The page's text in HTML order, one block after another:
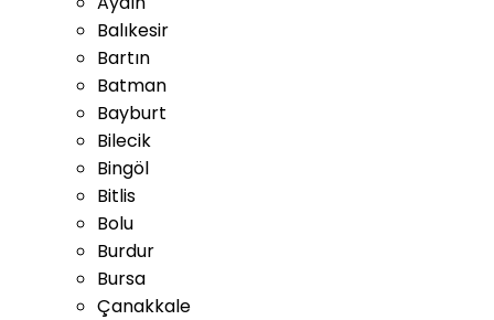
Balıkesir
Bartın
Batman
Bayburt
Bilecik
Bingöl
Bitlis
Bolu
Burdur
Bursa
Çanakkale